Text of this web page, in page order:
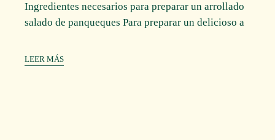
Ingredientes necesarios para preparar un arrollado
salado de panqueques Para preparar un delicioso a
LEER MÁS